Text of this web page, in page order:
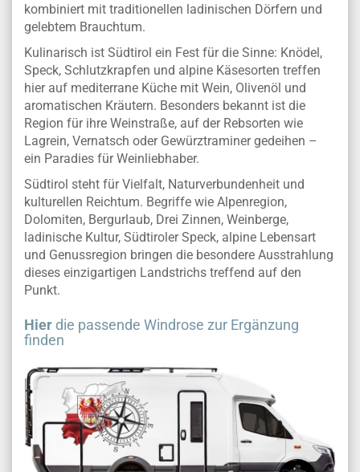
kombiniert mit traditionellen ladinischen Dörfern und
gelebtem Brauchtum.
Kulinarisch ist Südtirol ein Fest für die Sinne: Knödel,
Speck, Schlutzkrapfen und alpine Käsesorten treffen
hier auf mediterrane Küche mit Wein, Olivenöl und
aromatischen Kräutern. Besonders bekannt ist die
Region für ihre Weinstraße, auf der Rebsorten wie
Lagrein, Vernatsch oder Gewürztraminer gedeihen –
ein Paradies für Weinliebhaber.
Südtirol steht für Vielfalt, Naturverbundenheit und
kulturellen Reichtum. Begriffe wie Alpenregion,
Dolomiten, Bergurlaub, Drei Zinnen, Weinberge,
ladinische Kultur, Südtiroler Speck, alpine Lebensart
und Genussregion bringen die besondere Ausstrahlung
dieses einzigartigen Landstrichs treffend auf den
Punkt.
Hier die passende Windrose zur Ergänzung
finden